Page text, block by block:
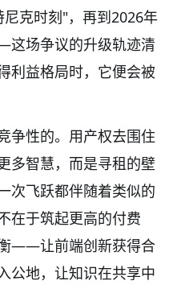
克时刻"，再到2026年
场争议的升级轨迹清
利益格局时，它便会被
争性的。用产权去围住
多智慧，而是寻租的壁
次飞跃都伴随着类似的
在于筑起更高的付费
——让前端创新获得合
公地，让知识在共享中